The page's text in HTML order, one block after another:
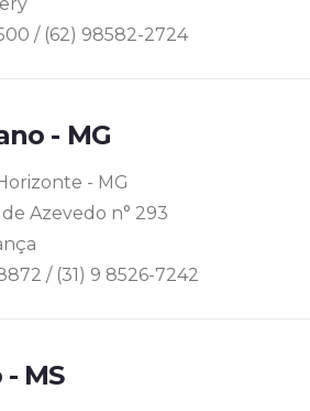
/ (62) 98582-2724
- MG
- MG
Azevedo n° 293
/ (31) 9 8526-7242
- MS